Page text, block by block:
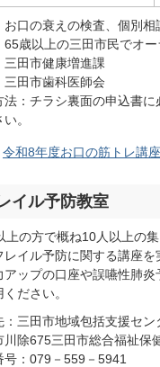
お口の衰えの検査、個別
65歳以上の三田市民でオ
三田市健康増進課
三田市歯科医師会
法：チラシ裏面の申込書
。
令和8年度お口の筋トレ講
イル予防教室
上の方で概ね10人以上の
レイル予防に関する講座
アップの口座や誤嚥性肺
ください。
：三田市地域包括支援セン
川除675三田市総合福祉保
号：079－559－5941